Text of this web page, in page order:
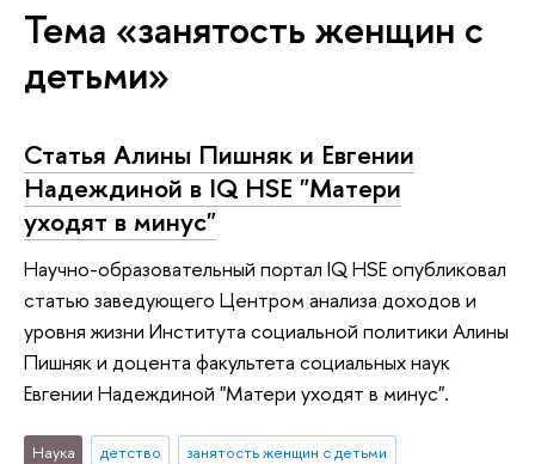
Тема «занятость женщин с
детьми»
Статья Алины Пишняк и Евгении
Надеждиной в IQ HSE "Матери
уходят в минус"
Научно-образовательный портал IQ HSE опубликовал
статью заведующего Центром анализа доходов и
уровня жизни Института социальной политики Алины
Пишняк и доцента факультета социальных наук
Евгении Надеждиной "Матери уходят в минус".
Наука детство
занятость женщин с детьми